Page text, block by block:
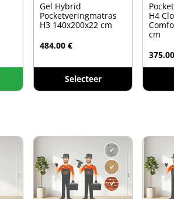
Gel Hybrid
Pocketveringmatras
H3 140x200x22 cm
484.00 €
Selecteer
H4
cm